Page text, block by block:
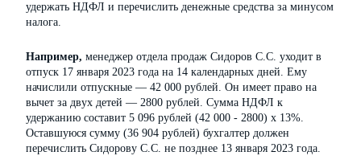
удержать НДФЛ и перечислить денежные средства за минусом
налога.
Например, менеджер отдела продаж Сидоров С.С. уходит в
отпуск 17 января 2023 года на 14 календарных дней. Ему
начислили отпускные — 42 000 рублей. Он имеет право на
вычет за двух детей — 2800 рублей. Сумма НДФЛ к
удержанию составит 5 096 рублей (42 000 - 2800) х 13%.
Оставшуюся сумму (36 904 рублей) бухгалтер должен
перечислить Сидорову С.С. не позднее 13 января 2023 года.